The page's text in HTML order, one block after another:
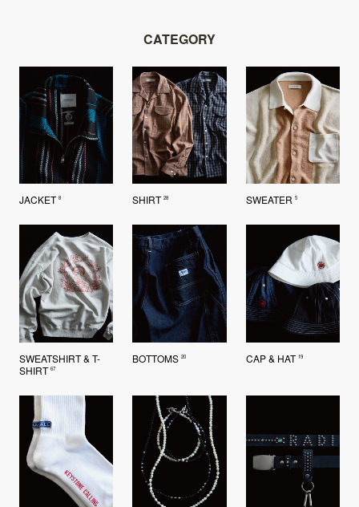
CATEGORY
JACKET 8 SHIRT 28 SWEATER 5
SWEATSHIRT & T-
SHIRT 67
BOTTOMS 20 CAP & HAT 19